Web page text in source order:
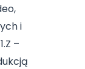
i
–